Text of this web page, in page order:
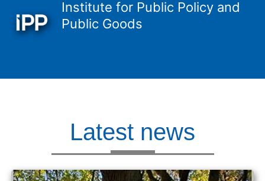
Institute for Public Policy and
Public Goods
Latest news